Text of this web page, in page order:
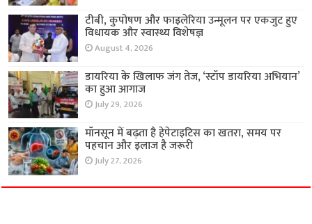
टीबी, कुपोषण और फाइलेरिया उन्मूलन पर एकजुट हुए
विधायक और स्वास्थ्य विशेषज्ञ
August 4, 2026
डायरिया के खिलाफ जंग तेज, ‘स्टॉप डायरिया अभियान’
का हुआ आगाज
July 29, 2026
मॉनसून में बढ़ता है हेपेटाइटिस का खतरा, समय पर
पहचान और इलाज है जरूरी
July 27, 2026